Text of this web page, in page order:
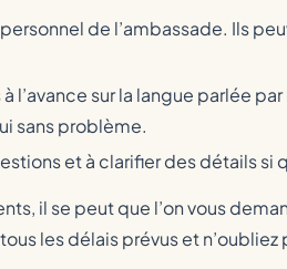
de l’ambassade. Ils
l’avance sur la langue parlée
sans problème.
et à clarifier des détails si
il se peut que l’on vous
les délais prévus et